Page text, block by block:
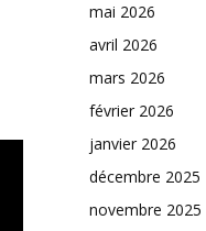
mai 2026
avril 2026
mars 2026
février 2026
janvier 2026
décembre 2025
novembre 2025